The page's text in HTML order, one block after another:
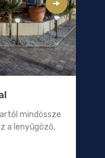
mindössze
a lenyűgöző,